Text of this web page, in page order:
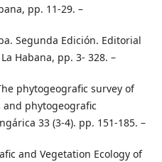
pp. 11-29. –
Segunda Edición. Editorial
Habana, pp. 3- 328. –
phytogeografic survey of
phytogeografic
33 (3-4). pp. 151-185. –
and Vegetation Ecology of